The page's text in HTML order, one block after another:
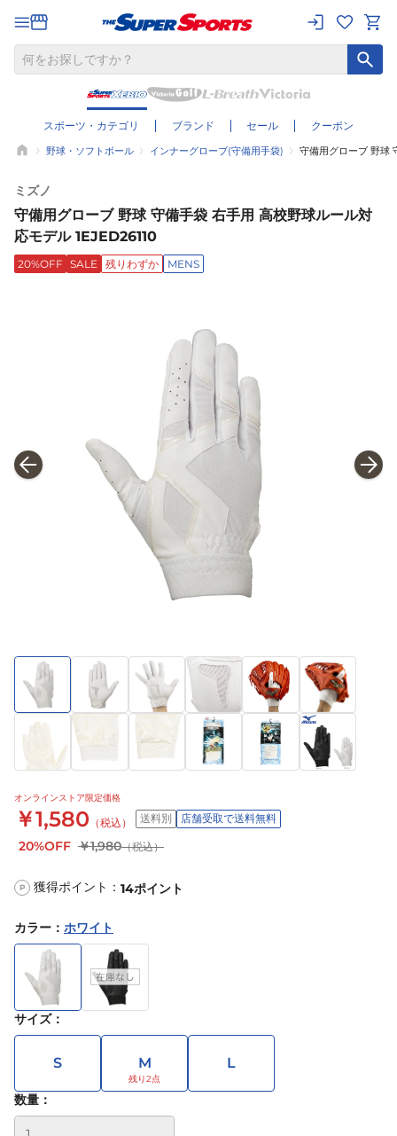
スポーツ・カテゴリ ブランド セール クーポン
野球・ソフトボール インナーグローブ(守備用手袋) 守備用グローブ 野球
ミズノ
守備用グローブ 野球 守備手袋 右手用 高校野球ルール対
応モデル 1EJED26110
20%OFF SALE 残りわずか MENS
オンラインストア限定価格
￥1,580 （税込） 送料別 店舗受取で送料無料
20%OFF ￥1,980（税込）
P 獲得ポイント： 14ポイント
カラー ： ホワイト
サイズ：
S M L
数量：